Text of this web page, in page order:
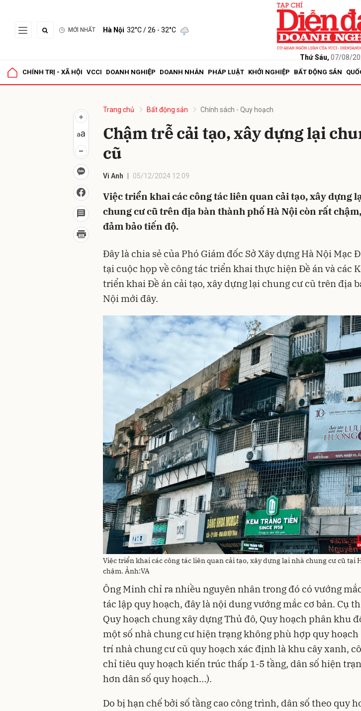
MỚI NHẤT Hà Nội 32°C/ 26 - 32°C
Thứ Sáu, 07/08/
CHÍNH TRỊ - XÃ HỘI VCCI DOANH NGHIỆP DOANH NHÂN PHÁP LUẬT KHỞI NGHIỆP BẤT ĐỘNG SẢN
Trang chủ Bất động sản Chính sách - Quy hoạch
Chậm trễ cải tạo, xây dựng lại
cũ
Vi Anh 05/12/2024 12:09
Việc triển khai các công tác liên quan cải tạo, xây dựng
chung cư cũ trên địa bàn thành phố Hà Nội còn rất
đảm bảo tiến độ.
Đây là chia sẻ của Phó Giám đốc Sở Xây dựng Hà Nội Mạc
tại cuộc họp về công tác triển khai thực hiện Đề án và các
triển khai Đề án cải tạo, xây dựng lại chung cư cũ trên địa
Nội mới đây.
Việc triển khai các công tác liên quan cải tạo, xây dựng lại nhà chung cư cũ tại
chậm. Ảnh:VA
Ông Minh chỉ ra nhiều nguyên nhân trong đó có vướng
tác lập quy hoạch, đây là nội dung vướng mắc cơ bản. Cụ
Quy hoạch chung xây dựng Thủ đô, Quy hoạch phân khu
một số nhà chung cư hiện trạng không phù hợp quy
trí nhà chung cư cũ quy hoạch xác định là khu cây xanh,
chỉ tiêu quy hoạch kiến trúc thấp 1-5 tầng, dân số hiện
hơn dân số quy hoạch…).
Do bị hạn chế bởi số tầng cao công trình, dân số theo quy